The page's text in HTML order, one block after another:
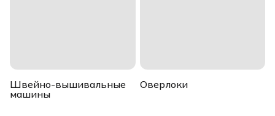
Швейно-вышивальные
машины
Оверлоки